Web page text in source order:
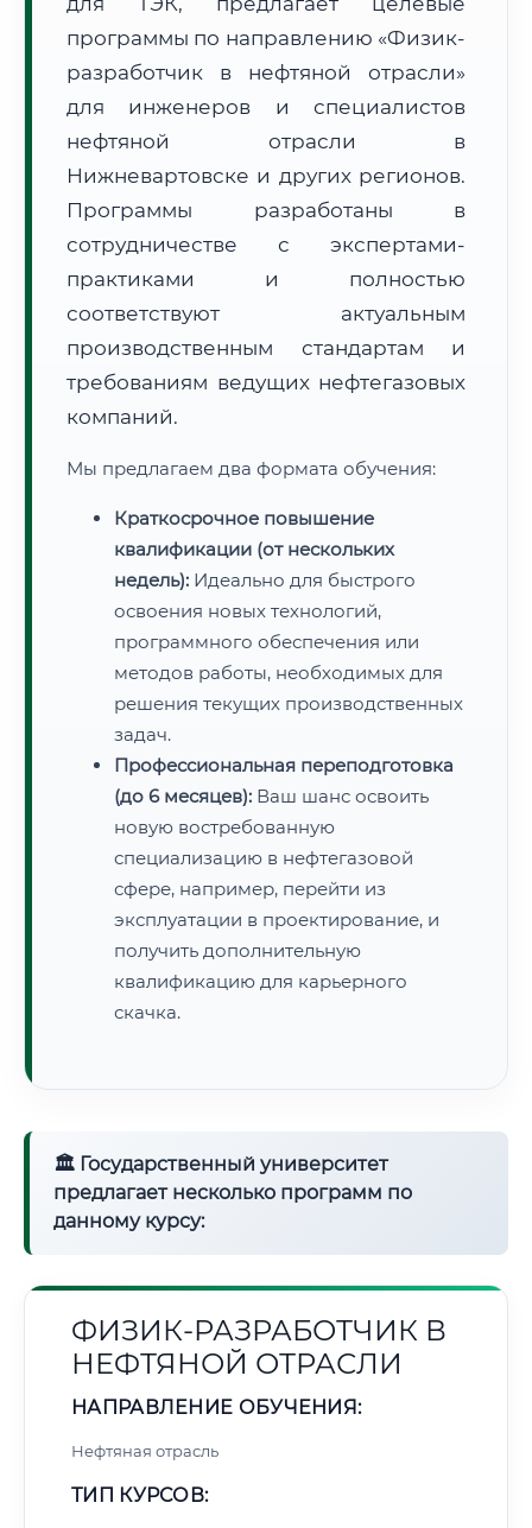
Расчет логистики оригиналов:
• Маршрут транзита:~755 км
• Экспресс-доставка СДЭК / Почтой:
1–2 рабочих дня
📜 Документы и аккредитация
Нажмите на документ для увеличения и просмотра
программы по направлению «Физик-
разработчик в нефтяной отрасли»
для инженеров и специалистов
нефтяной отрасли в
Нижневартовске и других регионов.
Программы разработаны в
сотрудничестве с экспертами-
практиками и полностью
соответствуют актуальным
производственным стандартам и
требованиям ведущих нефтегазовых
компаний.
Мы предлагаем два формата обучения:
Краткосрочное повышение
квалификации (от нескольких
недель): Идеально для быстрого
освоения новых технологий,
программного обеспечения или
методов работы, необходимых для
решения текущих производственных
задач.
Профессиональная переподготовка
(до 6 месяцев): Ваш шанс освоить
новую востребованную
специализацию в нефтегазовой
сфере, например, перейти из
эксплуатации в проектирование, и
получить дополнительную
квалификацию для карьерного
скачка.
🏛 Государственный университет
предлагает несколько программ по
данному курсу:
ФИЗИК-РАЗРАБОТЧИК В
НЕФТЯНОЙ ОТРАСЛИ
НАПРАВЛЕНИЕ ОБУЧЕНИЯ:
Нефтяная отрасль
ТИП КУРСОВ: